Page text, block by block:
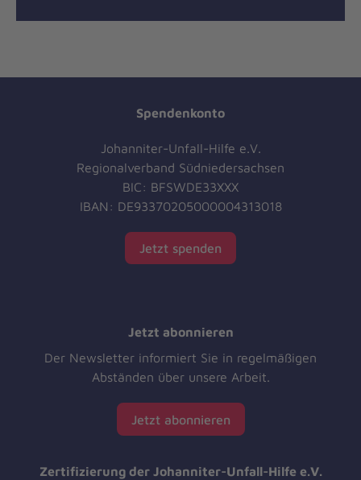
Spendenkonto
Johanniter-Unfall-Hilfe e.V.
Regionalverband Südniedersachsen
BIC: BFSWDE33XXX
IBAN: DE93370205000004313018
Jetzt spenden
Jetzt abonnieren
Der Newsletter informiert Sie in regelmäßigen
Abständen über unsere Arbeit.
Jetzt abonnieren
Zertifizierung der Johanniter-Unfall-Hilfe e.V.